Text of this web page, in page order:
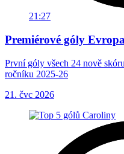
21:27
Premiérové góly
První góly všech 24 nově
ročníku 2025-26
21. čvc 2026